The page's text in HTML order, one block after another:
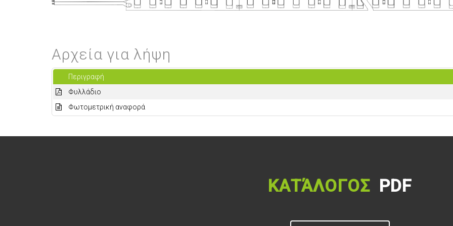
Αρχεία για λήψη
Περιγραφή
Φυλλάδιο
Φωτομετρική αναφορά
ΚΑΤΆΛΟΓΟΣ PDF